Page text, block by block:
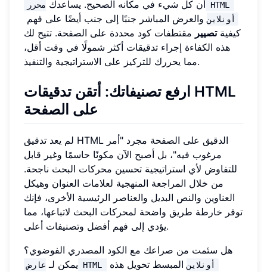
أن كل شيء في مكانه الصحيح. يساعدك محرر HTML
أونلاين والعرض المباشر جنبًا إلى جنب أيضًا على فهم
كيفيةتصيير مقتطفات كود محددة على الصفحة. تتيح لك
هذه الكفاءة إجراء تدقيقات أكثر شمولًا في وقت أقل،
مما يحررك للتركيز على الاستراتيجية والتنفيذ.
ارفع تصنيفاتك: أتقن تدقيقات HTML
على الصفحة
لم يعد تدقيق HTML الدقيق على الصفحة مجرد "أمر
مرغوب فيه"، بل أصبح الآن مكونًا حاسمًا وغير قابل
للتفاوض لأي استراتيجية تحسين محركات البحث ناجحة.
من خلال المراجعة المنهجية لعلامات العنوان وهيكل
العناوين والنص البديل والعناصر الرئيسية الأخرى، فإنك
توفر خارطة طريق واضحة لمحركات البحث لاتباعها، مما
يؤدي إلى فهم أفضل وتصنيفات أعلى.
هل سئمت من صراعك مع الكود المصدري الفوضوي؟
يمكن لـ
عارض HTML أونلاينالمبسط تحويل هذه